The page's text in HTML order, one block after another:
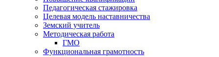
Педагогическая стажировка
Целевая модель наставничества
Земский учитель
Методическая работа
ГМО
Функциональная грамотность